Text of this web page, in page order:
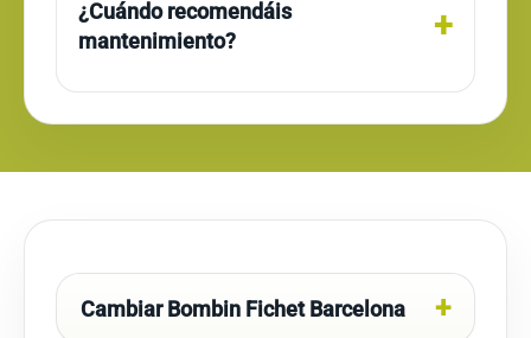
¿Cuándo recomendáis
mantenimiento?
Cambiar Bombin Fichet Barcelona